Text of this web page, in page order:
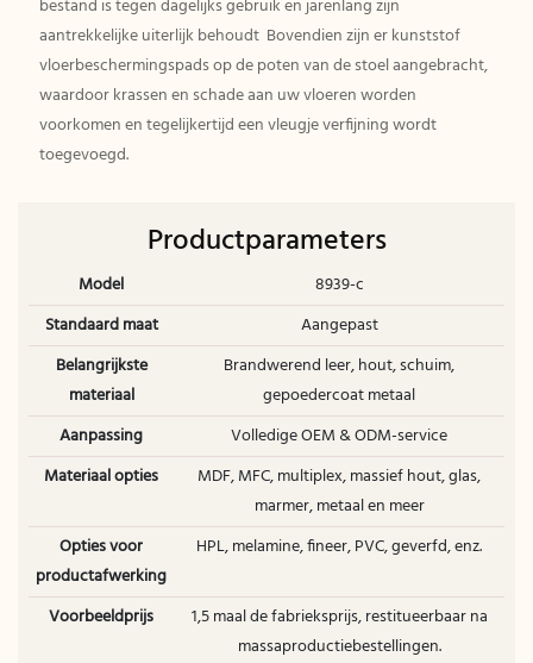
bestand is tegen dagelijks gebruik en jarenlang zijn
aantrekkelijke uiterlijk behoudt Bovendien zijn er kunststof
vloerbeschermingspads op de poten van de stoel aangebracht,
waardoor krassen en schade aan uw vloeren worden
voorkomen en tegelijkertijd een vleugje verfijning wordt
toegevoegd.
Productparameters
Model
8939-c
Standaard maat
Aangepast
Belangrijkste
materiaal
Brandwerend leer, hout, schuim,
gepoedercoat metaal
Aanpassing
Volledige OEM & ODM-service
Materiaal opties
MDF, MFC, multiplex, massief hout, glas,
marmer, metaal en meer
Opties voor
productafwerking
HPL, melamine, fineer, PVC, geverfd, enz.
Voorbeeldprijs
1,5 maal de fabrieksprijs, restitueerbaar na
massaproductiebestellingen.